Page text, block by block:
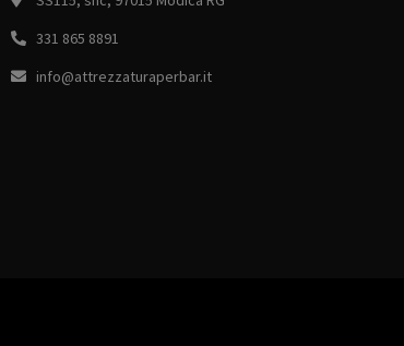
331 865 8891
info@attrezzaturaperbar.it